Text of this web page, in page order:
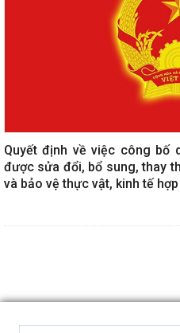
Quyết định về việc công bố
được sửa đổi, bổ sung, thay
và bảo vệ thực vật, kinh tế